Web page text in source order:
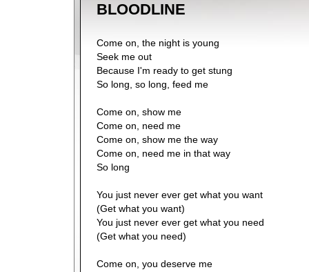
BLOODLINE
Come on, the night is young
Seek me out
Because I'm ready to get stung
So long, so long, feed me
Come on, show me
Come on, need me
Come on, show me the way
Come on, need me in that way
So long
You just never ever get what you want
(Get what you want)
You just never ever get what you need
(Get what you need)
Come on, you deserve me